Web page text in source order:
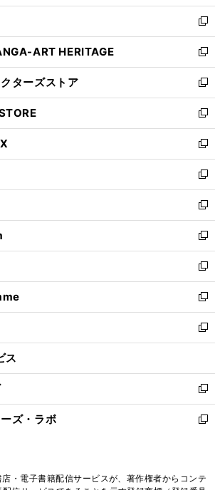
ウ
で
開
く
ン
ド
ウ
で
開
く
新
し
い
ウ
ィ
ン
ド
ウ
で
開
く
ART HERITAGE
新
し
い
ウ
ィ
ン
ド
ウ
で
開
く
ターズストア
新
し
い
ウ
ィ
ン
ド
ウ
で
開
く
新
し
い
ウ
ィ
ン
ド
ウ
で
開
く
新
し
い
ウ
ィ
ン
ド
ウ
で
開
く
新
し
い
ウ
ィ
ン
ド
ウ
で
開
く
新
し
い
ウ
ィ
ン
ド
ウ
で
開
新
し
い
ウ
ィ
ン
ド
ウ
開
く
新
し
い
ウ
ィ
ン
ウ
で
開
く
新
し
い
ウ
ン
ド
ウ
で
新
し
ウ
ィ
ン
ド
く
ス
新
し
い
ド
ズ・ラボ
新
ィ
・電子書籍配信サービスが、著作権者からコンテ